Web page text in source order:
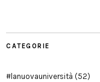
CATEGORIE
#lanuovauniversità (52)